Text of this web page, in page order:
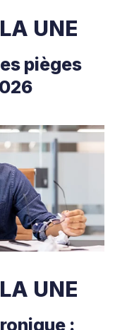
UNE
pièges
UNE
: